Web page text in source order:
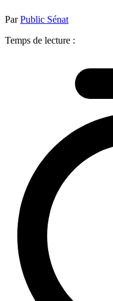
ParPublic Sénat
Temps de lecture :